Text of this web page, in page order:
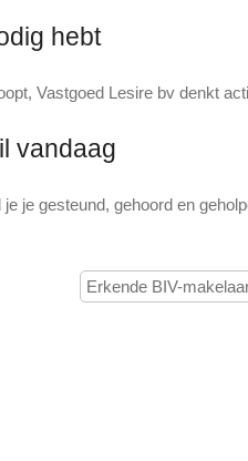
hebt
Vastgoed Lesire bv denkt
vandaag
je gesteund, gehoord en
Erkende BIV-